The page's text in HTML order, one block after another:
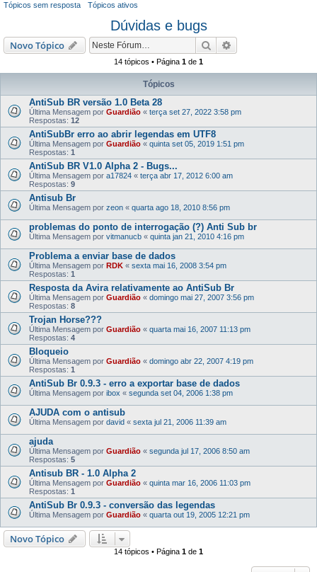
i
Tópicos sem resposta Tópicos ativos
Dúvidas e bugs
Novo Tópico Pesquisar
14 tópicos • Página 1 de 1
Tópicos
AntiSub BR versão 1.0 Beta 28
Última Mensagem por Guardião « terça set 27, 2022 3:58 pm
Respostas: 12
AntiSubBr erro ao abrir legendas em UTF8
Última Mensagem por Guardião « quinta set 05, 2019 1:51 pm
Respostas: 1
AntiSub BR V1.0 Alpha 2 - Bugs...
Última Mensagem por a17824 « terça abr 17, 2012 6:00 am
Respostas: 9
Antisub Br
Última Mensagem por zeon « quarta ago 18, 2010 8:56 pm
problemas do ponto de interrogação (?) Anti Sub br
Última Mensagem por vitmanucb « quinta jan 21, 2010 4:16 pm
Problema a enviar base de dados
Última Mensagem por RDK « sexta mai 16, 2008 3:54 pm
Respostas: 1
Resposta da Avira relativamente ao AntiSub Br
Última Mensagem por Guardião « domingo mai 27, 2007 3:56 pm
Respostas: 8
Trojan Horse???
Última Mensagem por Guardião « quarta mai 16, 2007 11:13 pm
Respostas: 4
Bloqueio
Última Mensagem por Guardião « domingo abr 22, 2007 4:19 pm
Respostas: 1
AntiSub Br 0.9.3 - erro a exportar base de dados
Última Mensagem por ibox « segunda set 04, 2006 1:38 pm
AJUDA com o antisub
Última Mensagem por david « sexta jul 21, 2006 11:39 am
ajuda
Última Mensagem por Guardião « segunda jul 17, 2006 8:50 am
Respostas: 5
Antisub BR - 1.0 Alpha 2
Última Mensagem por Guardião « quinta mar 16, 2006 11:03 pm
Respostas: 1
AntiSub Br 0.9.3 - conversão das legendas
Última Mensagem por Guardião « quarta out 19, 2005 12:21 pm
Novo Tópico
14 tópicos • Página 1 de 1